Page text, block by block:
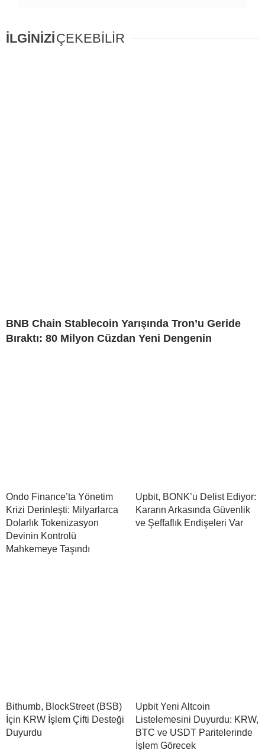
İLGİNİZİÇEKEBİLİR
BNB Chain Stablecoin Yarışında Tron’u Geride
Bıraktı: 80 Milyon Cüzdan Yeni Dengenin
Ondo Finance’ta Yönetim
Krizi Derinleşti: Milyarlarca
Dolarlık Tokenizasyon
Devinin Kontrolü
Mahkemeye Taşındı
Upbit, BONK’u Delist Ediyor:
Kararın Arkasında Güvenlik
ve Şeffaflık Endişeleri Var
Bithumb, BlockStreet (BSB)
İçin KRW İşlem Çifti Desteği
Duyurdu
Upbit Yeni Altcoin
Listelemesini Duyurdu: KRW,
BTC ve USDT Paritelerinde
İşlem Görecek